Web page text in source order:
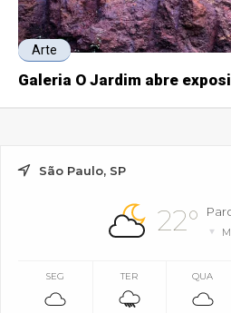
Arte
Galeria O Jardim abre
São Paulo, SP
22°
SEG TER QUA